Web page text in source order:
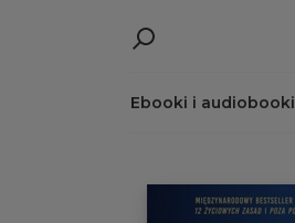
Ebooki i audiobooki